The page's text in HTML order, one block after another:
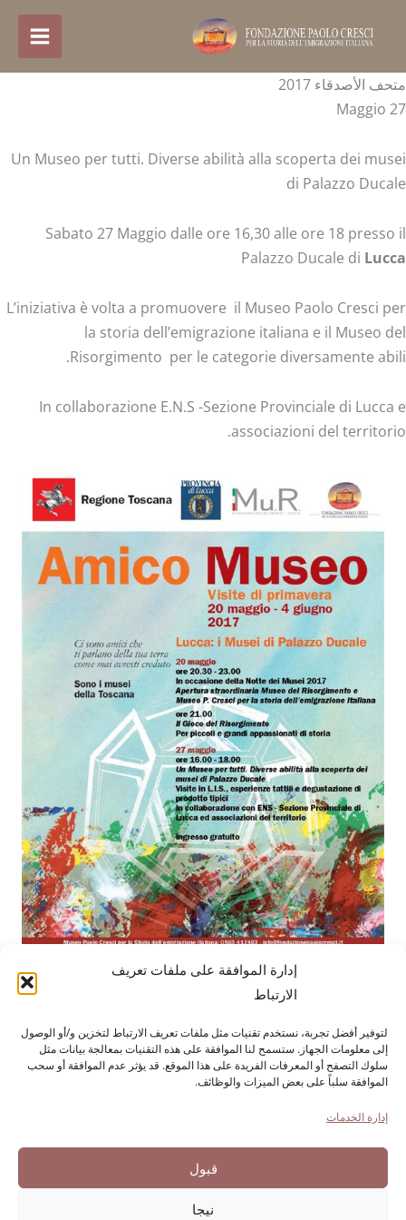
إدارة الموافقة على ملفات تعريف
الارتباط
لتوفير أفضل تجربة، نستخدم تقنيات مثل ملفات تعريف الارتباط لتخزين و/أو الوصول
إلى معلومات الجهاز. ستسمح لنا الموافقة على هذه التقنيات بمعالجة بيانات مثل
سلوك التصفح أو المعرفات الفريدة على هذا الموقع. قد يؤثر عدم الموافقة أو سحب
الموافقة سلباً على بعض الميزات والوظائف.
إدارة الخدمات
قبول
نيجا
متحف الأصدقاء 2017
27 Maggio
Un Museo per tutti. Diverse abilità alla scoperta dei musei
di Palazzo Ducale
Sabato 27 Maggio dalle ore 16,30 alle ore 18 presso il
Palazzo Ducale di Lucca
L’iniziativa è volta a promuovere il Museo Paolo Cresci per
la storia dell’emigrazione italiana e il Museo del
Risorgimento per le categorie diversamente abili.
In collaborazione E.N.S -Sezione Provinciale di Lucca e
associazioni del territorio.
مؤسسة باولو كريشيلتاريخ الهجرة الإيطالية
كورتيلي كارارا، 1 - 55100 لوكا
هاتف رقم 0583 417483/4؛ فاكس 0583 417770/0583
إمكانية الوصول
سياسة ملفات تعريف الارتباط
بيان الخصوصية